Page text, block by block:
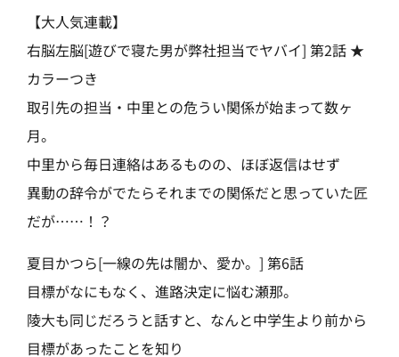
【大人気連載】
右脳左脳[遊びで寝た男が弊社担当でヤバイ] 第2話 ★
カラーつき
取引先の担当・中里との危うい関係が始まって数ヶ
月。
中里から毎日連絡はあるものの、ほぼ返信はせず
異動の辞令がでたらそれまでの関係だと思っていた匠
だが……！？
夏目かつら[一線の先は闇か、愛か。] 第6話
目標がなにもなく、進路決定に悩む瀬那。
陵大も同じだろうと話すと、なんと中学生より前から
目標があったことを知り